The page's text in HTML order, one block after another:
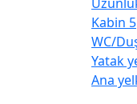
Kabin 5
WC/
Yatak
Ana